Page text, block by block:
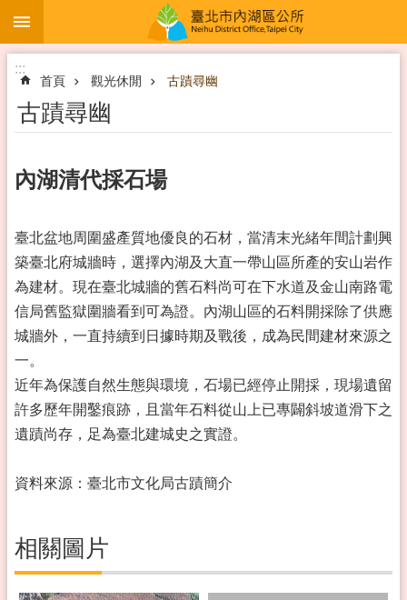
跳到主要內容區塊
:::
首頁 觀光休閒 古蹟尋幽
古蹟尋幽
內湖清代採石場
臺北盆地周圍盛產質地優良的石材，當清末光緒年間計劃興
築臺北府城牆時，選擇內湖及大直一帶山區所產的安山岩作
為建材。現在臺北城牆的舊石料尚可在下水道及金山南路電
信局舊監獄圍牆看到可為證。內湖山區的石料開採除了供應
城牆外，一直持續到日據時期及戰後，成為民間建材來源之
一。
近年為保護自然生態與環境，石場已經停止開採，現場遺留
許多歷年開鑿痕跡，且當年石料從山上已專闢斜坡道滑下之
遺蹟尚存，足為臺北建城史之實證。
資料來源：臺北市文化局古蹟簡介
相關圖片